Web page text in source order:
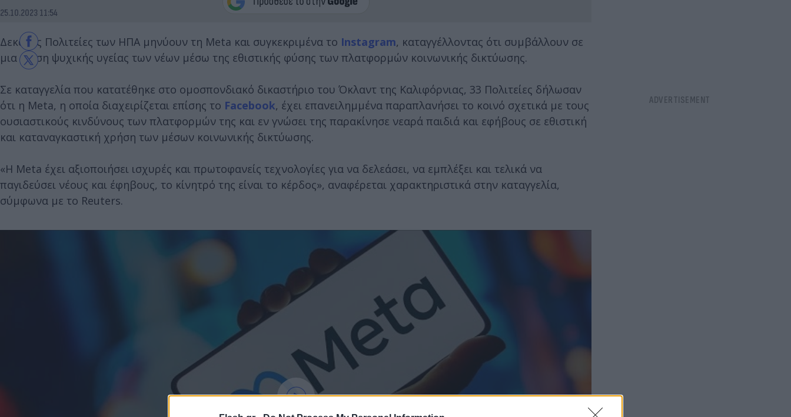
25.10.2023 11:54
Δεκάδες Πολιτείες των ΗΠΑ μηνύουν τη Meta και συγκεκριμένα το Instagram, καταγγέλλοντας ότι συμβάλλουν σε
μια κρίση ψυχικής υγείας των νέων μέσω της εθιστικής φύσης των πλατφορμών κοινωνικής δικτύωσης.
Σε καταγγελία που κατατέθηκε στο ομοσπονδιακό δικαστήριο του Όκλαντ της Καλιφόρνιας, 33 Πολιτείες δήλωσαν
ότι η Meta, η οποία διαχειρίζεται επίσης το Facebook, έχει επανειλημμένα παραπλανήσει το κοινό σχετικά με τους
ουσιαστικούς κινδύνους των πλατφορμών της και εν γνώσει της παρακίνησε νεαρά παιδιά και εφήβους σε εθιστική
και καταναγκαστική χρήση των μέσων κοινωνικής δικτύωσης.
«Η Meta έχει αξιοποιήσει ισχυρές και πρωτοφανείς τεχνολογίες για να δελεάσει, να εμπλέξει και τελικά να
παγιδεύσει νέους και έφηβους, το κίνητρό της είναι το κέρδος», αναφέρεται χαρακτηριστικά στην καταγγελία,
σύμφωνα με το Reuters.